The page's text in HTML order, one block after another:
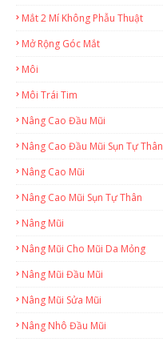
Mắt 2 Mí Không Phẫu Thuật
Mở Rộng Góc Mắt
Môi
Môi Trái Tim
Nâng Cao Đầu Mũi
Nâng Cao Đầu Mũi Sụn Tự Thân
Nâng Cao Mũi
Nâng Cao Mũi Sụn Tự Thân
Nâng Mũi
Nâng Mũi Cho Mũi Da Mỏng
Nâng Mũi Đầu Mũi
Nâng Mũi Sửa Mũi
Nâng Nhô Đầu Mũi